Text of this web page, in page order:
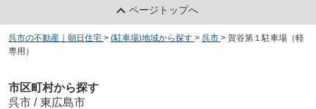
ページトップへ
呉市の不動産｜朝日住宅 > (駐車場)地域から探す > 呉市 > 賀谷第１駐車場（軽
専用）
市区町村から探す
呉市 / 東広島市